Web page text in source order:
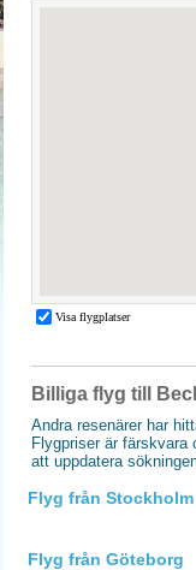
Billiga flyg till
Andra resenärer har
Flygpriser är
att uppdatera
Flyg från Stockholm
Flyg från Göteborg